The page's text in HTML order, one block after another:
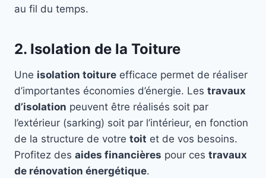
au fil du temps.
2. Isolation de la Toiture
Une isolation toiture efficace permet de réaliser
d’importantes économies d’énergie. Les travaux
d’isolation peuvent être réalisés soit par
l’extérieur (sarking) soit par l’intérieur, en fonction
de la structure de votre toit et de vos besoins.
Profitez des aides financières pour ces travaux
de rénovation énergétique.